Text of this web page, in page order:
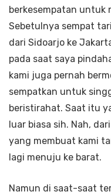
berkesempatan untuk
Sebetulnya sempat
dari Sidoarjo ke
pada saat saya
kami juga pernah
sempatkan untuk
beristirahat. Saat itu
luar biasa sih. Nah,
yang membuat kami
lagi menuju ke barat.
Namun di saat-saat